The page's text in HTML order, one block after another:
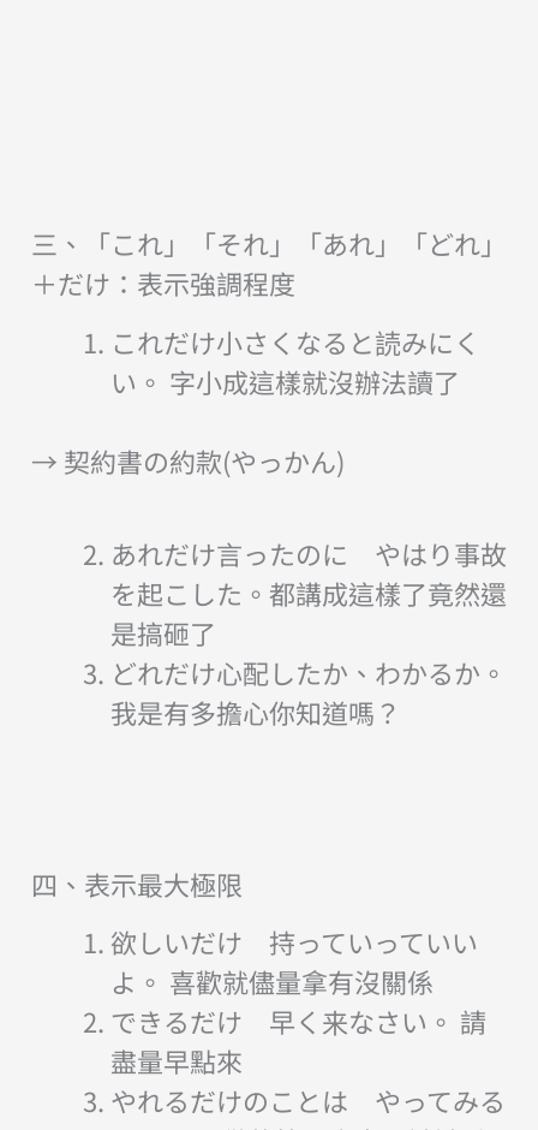
三、「これ」「それ」「あれ」「どれ」
＋だけ：表示強調程度
これだけ小さくなると読みにく
い。 字小成這樣就沒辦法讀了
→ 契約書の約款(やっかん)
あれだけ言ったのに やはり事故
を起こした。都講成這樣了竟然還
是搞砸了
どれだけ心配したか、わかるか。
我是有多擔心你知道嗎？
四、表示最大極限
欲しいだけ 持っていっていい
よ。 喜歡就儘量拿有沒關係
できるだけ 早く来なさい。 請
盡量早點來
やれるだけのことは やってみる